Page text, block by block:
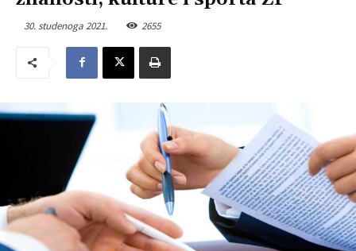
30. studenoga 2021. 2655